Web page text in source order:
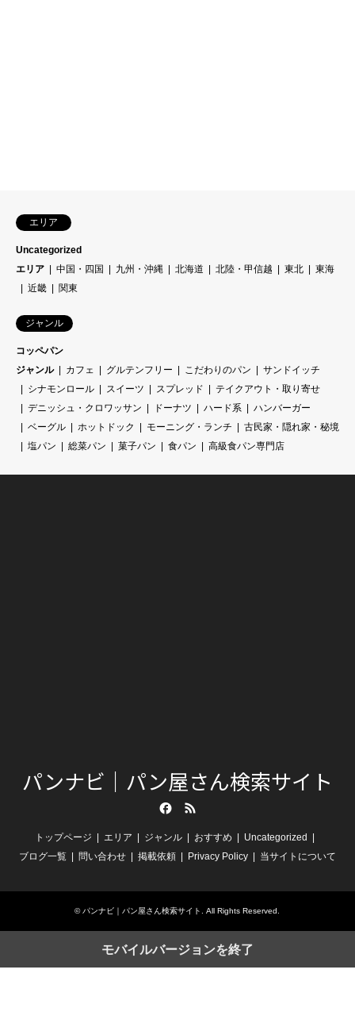
エリア
Uncategorized
エリア
中国・四国 九州・沖縄 北海道 北陸・甲信越 東北
東海
近畿
関東
ジャンル
コッペパン
ジャンル
カフェ グルテンフリー こだわりのパン
サンドイッチ
シナモンロール
スイーツ スプレッド
テイクアウト・取り寄せ
デニッシュ・クロワッサン
ドーナツ ハード系
ハンバーガー
ベーグル
ホットドック モーニング・ランチ
古民家・隠れ家・秘境
塩パン
総菜パン 菓子パン 食パン 高級食パン専門店
パンナビ｜パン屋さん検索サイト
トップページ エリア ジャンル おすすめ
Uncategorized
ブログ一覧
問い合わせ 掲載依頼 Privacy Policy 当サイトについて
©パンナビ｜パン屋さん検索サイト. All Rights Reserved.
モバイルバージョンを終了